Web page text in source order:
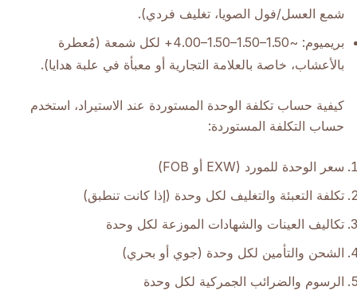
شمع العسل/فول الصويا، تغليف فردي).
بريميوم: ~1.50–1.50–1.50–4.00+ لكل شمعة (مُعطرة
بالأعشاب، خاصة بالعلامة التجارية أو معبأة في علبة هدايا).
كيفية حساب تكلفة الوحدة المستوردة عند الاستيراد، استخدم
حساب التكلفة المستوردة:
سعر الوحدة للمورد (EXW أو FOB)
تكلفة التعبئة والتغليف لكل وحدة (إذا كانت تنطبق)
تكاليف العينات والشهادات الموزعة لكل وحدة
الشحن والتأمين لكل وحدة (جوي أو بحري)
الرسوم والضرائب الجمركية لكل وحدة